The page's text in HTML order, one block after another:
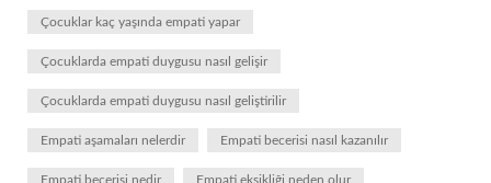
Çocuklar kaç yaşında empati yapar
Çocuklarda empati duygusu nasıl gelişir
Çocuklarda empati duygusu nasıl geliştirilir
Empati aşamaları nelerdir Empati becerisi nasıl kazanılır
Empati becerisi nedir Empati eksikliği neden olur